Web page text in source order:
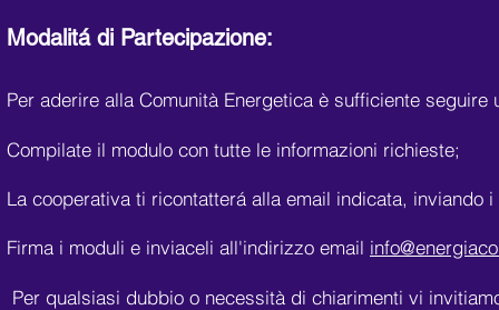
Modalitá di Partecipazione:
Per aderire alla Comunità Energetica è sufficiente
Compilate il modulo con tutte le informazioni richieste;
La cooperativa ti ricontatterá alla email indicata, inviando
Firma i moduli e inviaceli all'indirizzo email
Per qualsiasi dubbio o necessità di chiarimenti vi